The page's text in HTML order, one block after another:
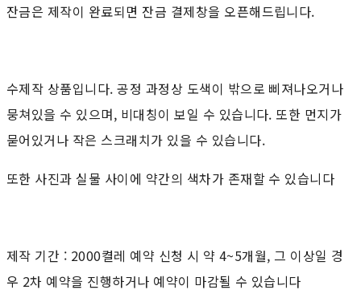
잔금은 제작이 완료되면 잔금 결제창을 오픈해드립니다.
수제작 상품입니다. 공정 과정상 도색이 밖으로 삐져나오거나
뭉쳐있을 수 있으며, 비대칭이 보일 수 있습니다. 또한 먼지가
묻어있거나 작은 스크래치가 있을 수 있습니다.
또한 사진과 실물 사이에 약간의 색차가 존재할 수 있습니다
제작 기간 : 2000켤레 예약 신청 시 약 4~5개월, 그 이상일 경
우 2차 예약을 진행하거나 예약이 마감될 수 있습니다